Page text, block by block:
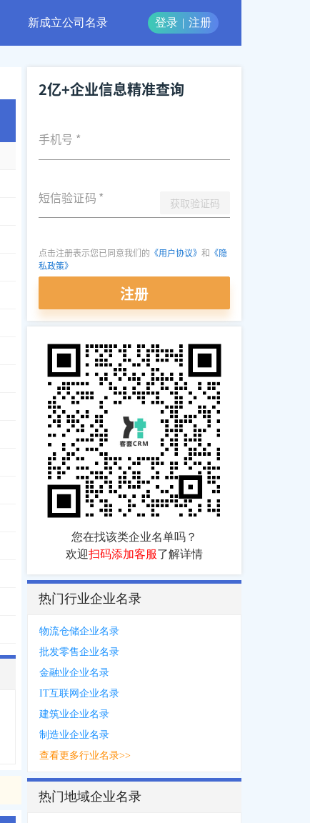
新成立公司名录 登录 | 注册
2亿+企业信息精准查询
手机号 *
短信验证码 * 获取验证码
点击注册表示您已同意我们的 《用户协议》 和 《隐
私政策》
注册
您在找该类企业名单吗？
欢迎扫码添加客服了解详情
热门行业企业名录
物流仓储企业名录
批发零售企业名录
金融业企业名录
IT互联网企业名录
建筑业企业名录
制造业企业名录
查看更多行业名录>>
热门地域企业名录